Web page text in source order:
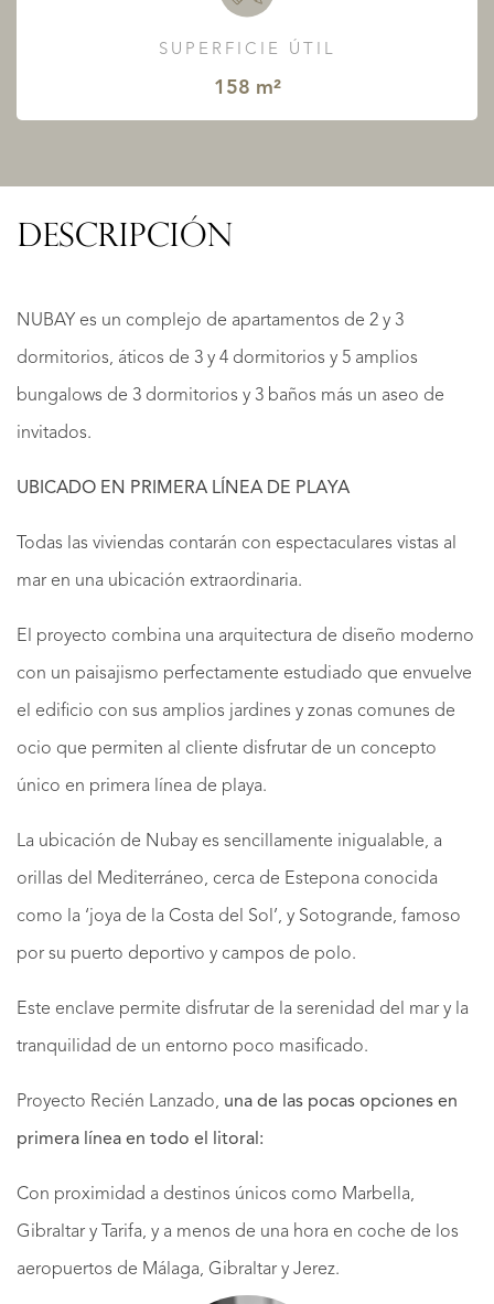
SUPERFICIE ÚTIL
158 m²
DESCRIPCIÓN
NUBAY es un complejo de apartamentos de 2 y 3
dormitorios, áticos de 3 y 4 dormitorios y 5 amplios
bungalows de 3 dormitorios y 3 baños más un aseo de
invitados.
UBICADO EN PRIMERA LÍNEA DE PLAYA
Todas las viviendas contarán con espectaculares vistas al
mar en una ubicación extraordinaria.
El proyecto combina una arquitectura de diseño moderno
con un paisajismo perfectamente estudiado que envuelve
el edificio con sus amplios jardines y zonas comunes de
ocio que permiten al cliente disfrutar de un concepto
único en primera línea de playa.
La ubicación de Nubay es sencillamente inigualable, a
orillas del Mediterráneo, cerca de Estepona conocida
como la ‘joya de la Costa del Sol’, y Sotogrande, famoso
por su puerto deportivo y campos de polo.
Este enclave permite disfrutar de la serenidad del mar y la
tranquilidad de un entorno poco masificado.
Proyecto Recién Lanzado, una de las pocas opciones en
primera línea en todo el litoral:
Con proximidad a destinos únicos como Marbella,
Gibraltar y Tarifa, y a menos de una hora en coche de los
aeropuertos de Málaga, Gibraltar y Jerez.